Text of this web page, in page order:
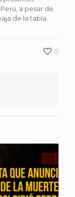
a pesar de
de la tabla.
0